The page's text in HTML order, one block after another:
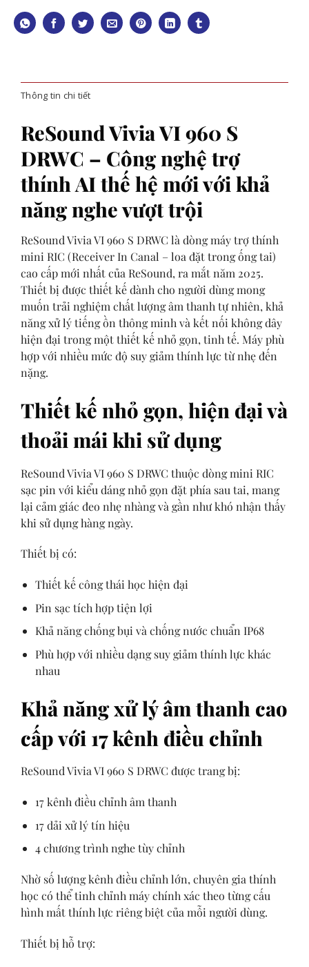
Thông tin chi tiết
ReSound Vivia VI 960 S
DRWC – Công nghệ trợ
thính AI thế hệ mới với khả
năng nghe vượt trội
ReSound Vivia VI 960 S DRWC là dòng máy trợ thính
mini RIC (Receiver In Canal – loa đặt trong ống tai)
cao cấp mới nhất của ReSound, ra mắt năm 2025.
Thiết bị được thiết kế dành cho người dùng mong
muốn trải nghiệm chất lượng âm thanh tự nhiên, khả
năng xử lý tiếng ồn thông minh và kết nối không dây
hiện đại trong một thiết kế nhỏ gọn, tinh tế. Máy phù
hợp với nhiều mức độ suy giảm thính lực từ nhẹ đến
nặng.
Thiết kế nhỏ gọn, hiện đại và
thoải mái khi sử dụng
ReSound Vivia VI 960 S DRWC thuộc dòng mini RIC
sạc pin với kiểu dáng nhỏ gọn đặt phía sau tai, mang
lại cảm giác đeo nhẹ nhàng và gần như khó nhận thấy
khi sử dụng hàng ngày.
Thiết bị có:
Thiết kế công thái học hiện đại
Pin sạc tích hợp tiện lợi
Khả năng chống bụi và chống nước chuẩn IP68
Phù hợp với nhiều dạng suy giảm thính lực khác
nhau
Khả năng xử lý âm thanh cao
cấp với 17 kênh điều chỉnh
ReSound Vivia VI 960 S DRWC được trang bị:
17 kênh điều chỉnh âm thanh
17 dải xử lý tín hiệu
4 chương trình nghe tùy chỉnh
Nhờ số lượng kênh điều chỉnh lớn, chuyên gia thính
học có thể tinh chỉnh máy chính xác theo từng cấu
hình mất thính lực riêng biệt của mỗi người dùng.
Thiết bị hỗ trợ: